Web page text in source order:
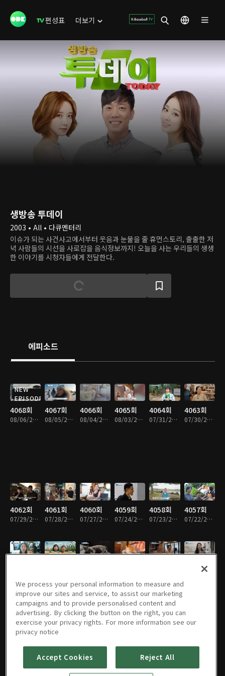
편성표 더보기
생방송 투데이
2003 • All • 다큐멘터리
이슈가 되는 사건사고에서부터 웃음과 눈물을 줄 휴먼스토리, 출출한 저
녁 사람들의 시선을 사로잡을 음식정보까지! 오늘을 사는 우리들의 생생
한 이야기를 시청자들에게 전달한다.
에피소드
NEW
EPISODE
4068회
08/06/2026 • 46분
4067회
08/05/2026 • 47분
4066회
08/04/2026 • 46분
4065회
08/03/2026 • 46분
4064회
07/31/2026 • 46분
4063회
07/30/2026 • 46분
4062회
07/29/2026 • 47분
4061회
07/28/2026 • 46분
4060회
07/27/2026 • 46분
4059회
07/24/2026 • 47분
4058회
07/23/2026 • 46분
4057회
07/22/2026 • 47분
4051회
4050회
07/13/2026 • 46분
4049회 4048회 4047회 4046회 4045회
We process your personal information to measure and
improve our sites and service, to assist our marketing
campaigns and to provide personalised content and
advertising. By clicking the button on the right, you can
exercise your privacy rights. For more information see our
privacy notice
Accept Cookies Reject All